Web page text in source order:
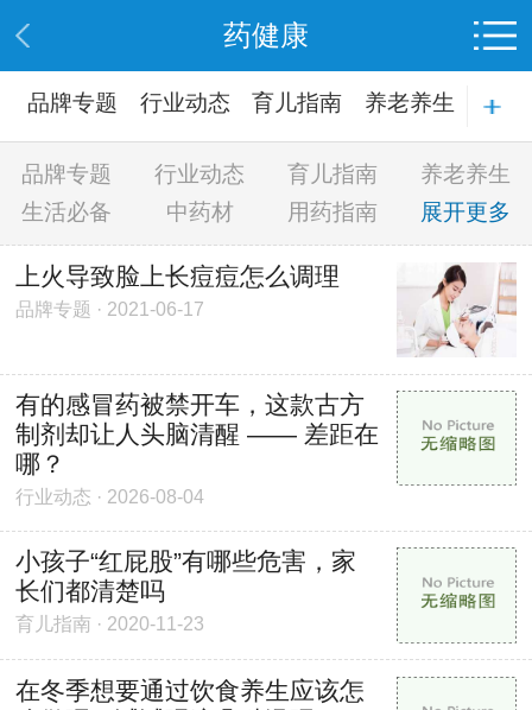
药健康
品牌专题 行业动态 育儿指南
养老养生
生活必备
品牌专题
行业动态 育儿指南
养老养生
生活必备
中药材 用药指南 展开更多
上火导致脸上长痘痘怎么调理
品牌专题 · 2021-06-17
有的感冒药被禁开车，这款古方
制剂却让人头脑清醒 —— 差距在
哪？
行业动态 · 2026-08-04
小孩子“红屁股”有哪些危害，家
长们都清楚吗
育儿指南 · 2020-11-23
在冬季想要通过饮食养生应该怎